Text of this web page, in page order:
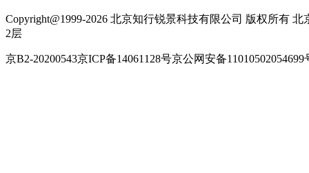
Copyright@1999-2026 北京知行锐景科技有限公司 版权所有
2层
京B2-20200543京ICP备14061128号京公网安备11010502054699